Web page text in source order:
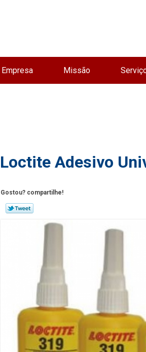
Empresa Missão
Loctite Adesivo
Gostou? compartilhe!